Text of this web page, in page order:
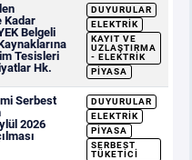
Kadar
Belgeli
Tesisleri
Hk.
DUYURULAR
ELEKTRIK
KAYIT VE
UZLAŞTIRMA
- ELEKTRIK
PIYASA
Serbest
2026
DUYURULAR
ELEKTRIK
PIYASA
SERBEST
TÜKETICI